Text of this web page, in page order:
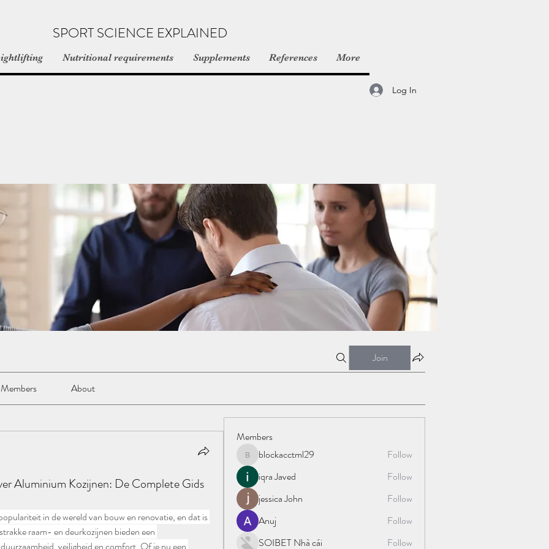
SPORT SCIENCE EXPLAINED
Log In
Nutritional requirements Supplements References More
Join
Members About
Aluminium Kozijnen: De Complete Gids
in de wereld van bouw en renovatie, en dat is
raam- en deurkozijnen bieden een
Members
blockacctml29
blockacctml29
Follow
iqra Javed
Follow
jessica John
Follow
Anuj
Follow
SOIBET Nhà cái
Follow